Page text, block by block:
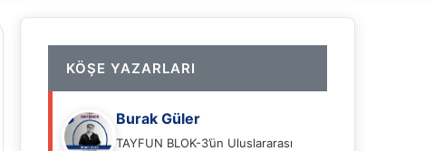
KÖŞE YAZARLARI
Burak Güler
TAYFUN BLOK-3’ün Uluslararası